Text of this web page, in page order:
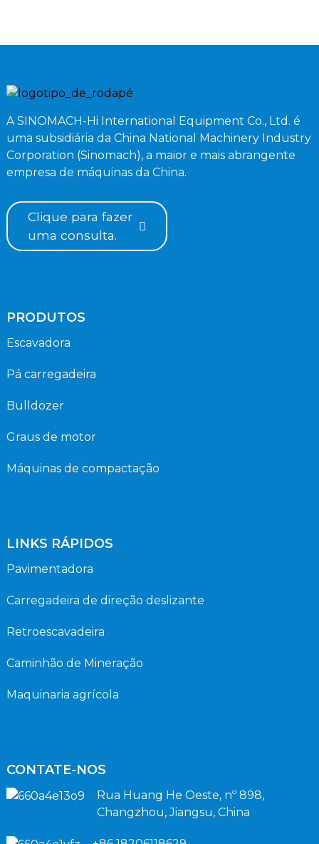
A SINOMACH-Hi International Equipment Co., Ltd. é
uma subsidiária da China National Machinery Industry
Corporation (Sinomach), a maior e mais abrangente
empresa de máquinas da China.
Clique para fazer
uma consulta.
PRODUTOS
Escavadora
Pá carregadeira
Bulldozer
Graus de motor
Máquinas de compactação
LINKS RÁPIDOS
Pavimentadora
Carregadeira de direção deslizante
Retroescavadeira
Caminhão de Mineração
Maquinaria agrícola
CONTATE-NOS
Rua Huang He Oeste, nº 898,
Changzhou, Jiangsu, China